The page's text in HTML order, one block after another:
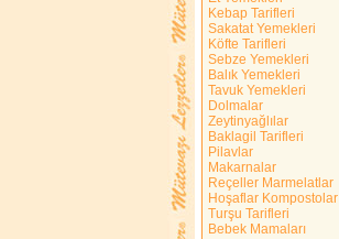
Kebap Tarifleri
Sakatat Yemekleri
Köfte Tarifleri
Sebze Yemekleri
Balık Yemekleri
Tavuk Yemekleri
Dolmalar
Zeytinyağlılar
Baklagil Tarifleri
Pilavlar
Makarnalar
Reçeller Marmelatlar
Hoşaflar Kompostolar
Turşu Tarifleri
Bebek Mamaları